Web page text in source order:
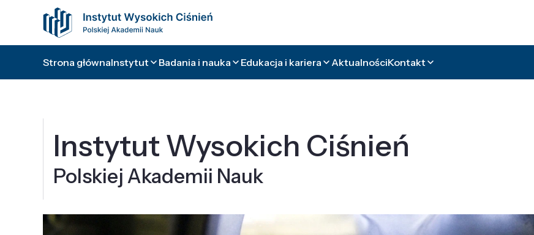
Strona głównaInstytut Badania i nauka Edukacja i kariera AktualnościKontakt
Instytut Wysokich Ciśnień
Polskiej Akademii Nauk